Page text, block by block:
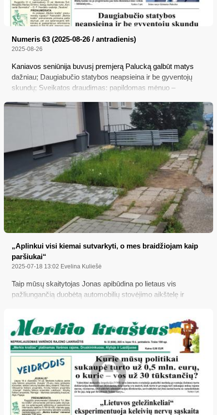
Numeris 63 (2025-08-26 / antradienis)
2025-08-26
Kaniavos seniūnija buvusį premjerą Palucką galbūt matys
dažniau; Daugiabučio statybos neapsieina ir be gyventojų
skundų; Sveikatos draudimas: papildomas mėnuo –
Nuo šiol elektros energetikos leidimų taisykles tvirtins VERT
„Aplinkui visi kiemai sutvarkyti, o mes braidžiojam kaip
paršiukai“
2025-07-18 13:02 Evelina Kuliešė
Taip mūsų skaitytojas Jonas apibūdina po lietaus vis
pažliungančią duobėtą automobilių stovėjimo aikštelę ir
gatvės 18 daugiabučio…